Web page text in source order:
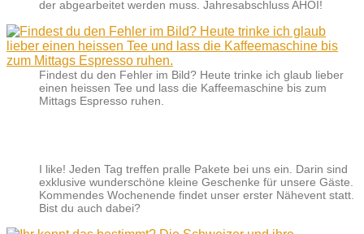
der abgearbeitet werden muss. Jahresabschluss AHOI!
Findest du den Fehler im Bild? Heute trinke ich glaub lieber
einen heissen Tee und lass die Kaffeemaschine bis zum
Mittags Espresso ruhen.
I like! Jeden Tag treffen pralle Pakete bei uns ein. Darin sind
exklusive wunderschöne kleine Geschenke für unsere Gäste.
Kommendes Wochenende findet unser erster Nähevent statt.
Bist du auch dabei?